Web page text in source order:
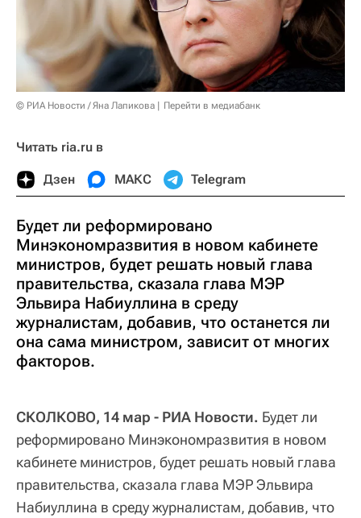
© РИА Новости / Яна Лапикова Перейти в медиабанк
Читать ria.ru в
Дзен МАКС Telegram
Будет ли реформировано
Минэкономразвития в новом кабинете
министров, будет решать новый глава
правительства, сказала глава МЭР
Эльвира Набиуллина в среду
журналистам, добавив, что останется ли
она сама министром, зависит от многих
факторов.
СКОЛКОВО, 14 мар - РИА Новости. Будет ли
реформировано Минэкономразвития в новом
кабинете министров, будет решать новый глава
правительства, сказала глава МЭР Эльвира
Набиуллина в среду журналистам, добавив, что